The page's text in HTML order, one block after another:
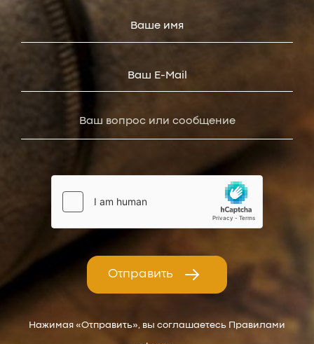
Отправить
Нажимая «Отправить», вы соглашаетесь Правилами